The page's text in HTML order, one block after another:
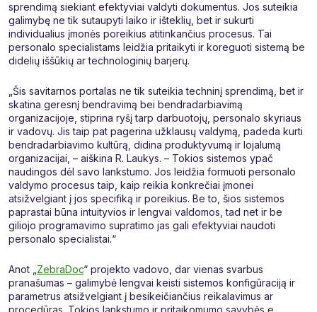
sprendimą siekiant efektyviai valdyti dokumentus. Jos suteikia
galimybę ne tik sutaupyti laiko ir išteklių, bet ir sukurti
individualius įmonės poreikius atitinkančius procesus. Tai
personalo specialistams leidžia pritaikyti ir koreguoti sistemą be
didelių iššūkių ar technologinių barjerų.
„Šis savitarnos portalas ne tik suteikia techninį sprendimą, bet ir
skatina geresnį bendravimą bei bendradarbiavimą
organizacijoje, stiprina ryšį tarp darbuotojų, personalo skyriaus
ir vadovų. Jis taip pat pagerina užklausų valdymą, padeda kurti
bendradarbiavimo kultūrą, didina produktyvumą ir lojalumą
organizacijai, – aiškina R. Laukys. – Tokios sistemos ypač
naudingos dėl savo lankstumo. Jos leidžia formuoti personalo
valdymo procesus taip, kaip reikia konkrečiai įmonei
atsižvelgiant į jos specifiką ir poreikius. Be to, šios sistemos
paprastai būna intuityvios ir lengvai valdomos, tad net ir be
giliojo programavimo supratimo jas gali efektyviai naudoti
personalo specialistai.“
Anot „ ZebraDoc“ projekto vadovo, dar vienas svarbus
pranašumas – galimybė lengvai keisti sistemos konfigūraciją ir
parametrus atsižvelgiant į besikeičiančius reikalavimus ar
procedūras. Tokios lankstumo ir pritaikomumo savybės e.